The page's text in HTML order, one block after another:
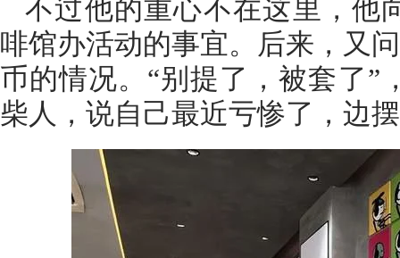
不过他的重心不在这里，他
啡馆办活动的事宜。后来，又
币的情况。“别提了，被套了”
柴人，说自己最近亏惨了，边